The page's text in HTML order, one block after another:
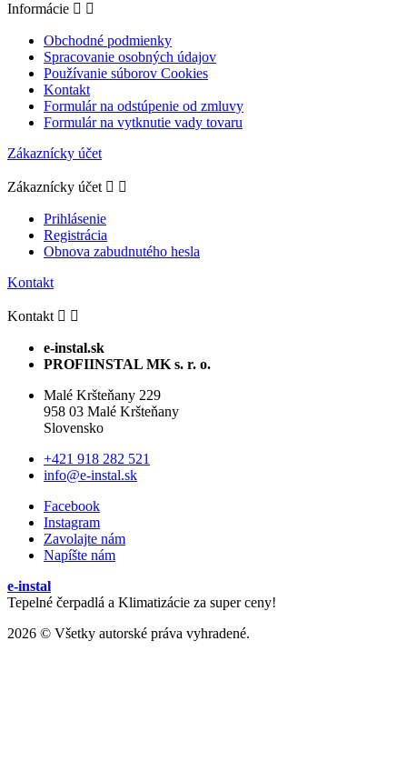
Informácie  
Obchodné podmienky
Spracovanie osobných údajov
Používanie súborov Cookies
Kontakt
Formulár na odstúpenie od zmluvy
Formulár na vytknutie vady tovaru
Zákaznícky účet
Zákaznícky účet  
Prihlásenie
Registrácia
Obnova zabudnutého hesla
Kontakt
Kontakt  
e-instal.sk
PROFIINSTAL MK s. r. o.
Malé Kršteňany 229
958 03 Malé Kršteňany
Slovensko
+421 918 282 521
info@e-instal.sk
Facebook
Instagram
Zavolajte nám
Napíšte nám
e-instal
Tepelné čerpadlá a Klimatizácie za super ceny!
2026 © Všetky autorské práva vyhradené.